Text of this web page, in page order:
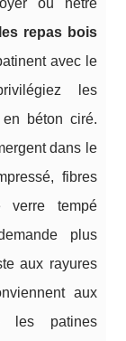
repas bois
avec le
les
béton ciré.
dans le
fibres
verre tempé
plus
aux rayures
aux
les patines